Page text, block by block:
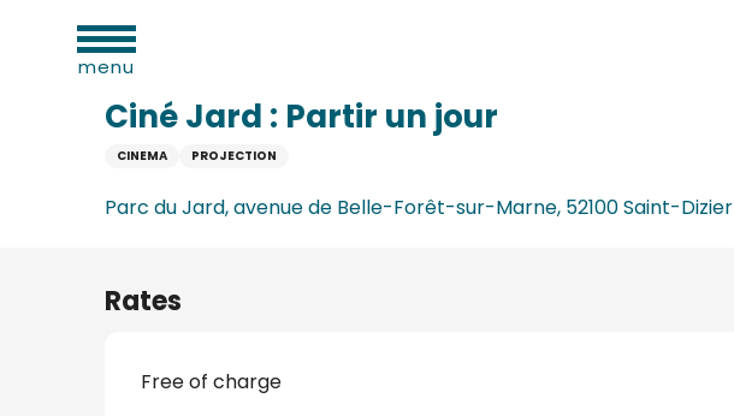
contenumenu
Home
Ciné Jard : Partir un jour
CINEMA PROJECTION
Parc du Jard, avenue de Belle-Forêt-sur-Marne, 52100 Saint-Dizier
Rates
Free of charge